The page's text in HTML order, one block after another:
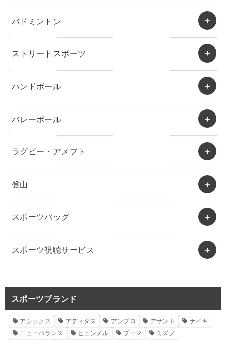
バドミントン
ストリートスポーツ
ハンドボール
バレーボール
ラグビー・アメフト
登山
スポーツバッグ
スポーツ視聴サービス
スポーツブランド
アシックス アディダス アンブロ デサント
ナイキ
ニューバランス
ヒュンメル プーマ
ミズノ